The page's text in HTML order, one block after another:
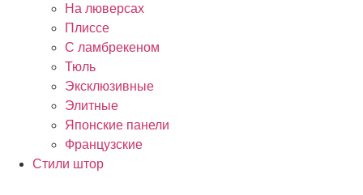
На люверсах
Плиссе
С ламбрекеном
Тюль
Эксклюзивные
Элитные
Японские панели
Французские
Стили штор